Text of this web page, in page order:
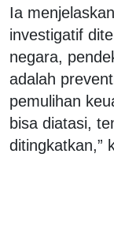
Ia
investigatif
negara,
adalah
pemulihan
bisa diatasi,
ditingkatkan,”